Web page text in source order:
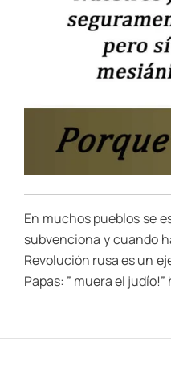
En muchos pueblos se
subvenciona y cuando
Revolución rusa es un
Papas: ” muera el